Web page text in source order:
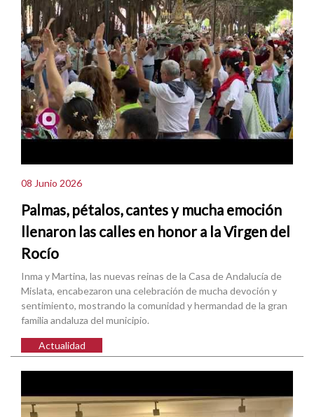
08 Junio 2026
Palmas, pétalos, cantes y mucha emoción
llenaron las calles en honor a la Virgen del
Rocío
Inma y Martina, las nuevas reinas de la Casa de Andalucía de
Mislata, encabezaron una celebración de mucha devoción y
sentimiento, mostrando la comunidad y hermandad de la gran
familia andaluza del municipio.
Actualidad